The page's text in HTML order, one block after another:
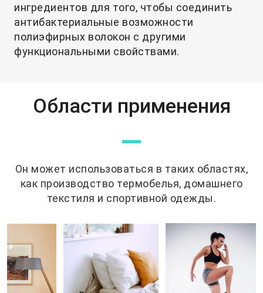
ингредиентов для того, чтобы соединить
антибактериальные возможности
полиэфирных волокон с другими
функциональными свойствами.
Области применения
—
Он может использоваться в таких областях,
как производство термобелья, домашнего
текстиля и спортивной одежды.